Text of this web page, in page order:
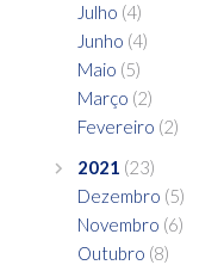
Julho (4)
Junho (4)
Maio (5)
Março (2)
Fevereiro (2)
2021 (23)
Dezembro (5)
Novembro (6)
Outubro (8)